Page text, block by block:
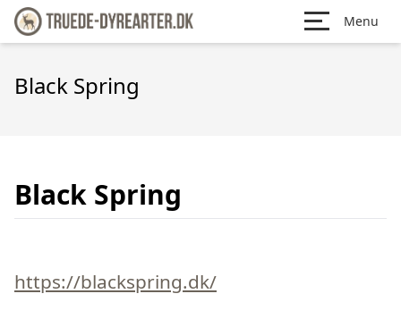
Menu
Black Spring
Black Spring
https://blackspring.dk/